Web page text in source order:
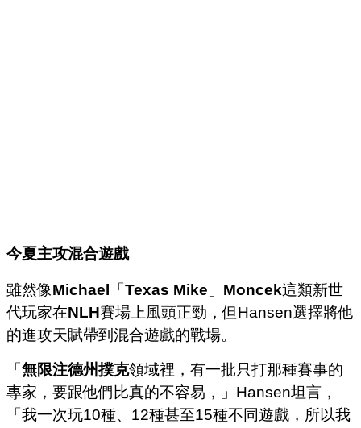
今夏主攻混合遊戲
雖然像Michael 「 Texas Mike 」 Moncek這類新世
代玩家在NLH賽場上風頭正勁，但Hansen選擇將他
的進攻天賦帶到混合遊戲的戰場。
「 無限注德州撲克領域裡，有一批只打那種賽事的
專家，要跟他們比真的不容易，」Hansen坦言，
「我一次玩10種、12種甚至15種不同遊戲，所以我